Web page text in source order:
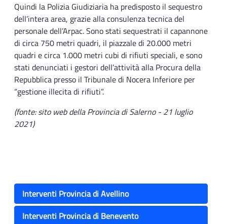
Quindi la Polizia Giudiziaria ha predisposto il sequestro
dell’intera area, grazie alla consulenza tecnica del
personale dell’Arpac. Sono stati sequestrati il capannone
di circa 750 metri quadri, il piazzale di 20.000 metri
quadri e circa 1.000 metri cubi di rifiuti speciali, e sono
stati denunciati i gestori dell’attività alla Procura della
Repubblica presso il Tribunale di Nocera Inferiore per
“gestione illecita di rifiuti”.
(fonte: sito web della Provincia di Salerno - 21 luglio
2021)
Interventi Provincia di Avellino
Interventi Provincia di Benevento